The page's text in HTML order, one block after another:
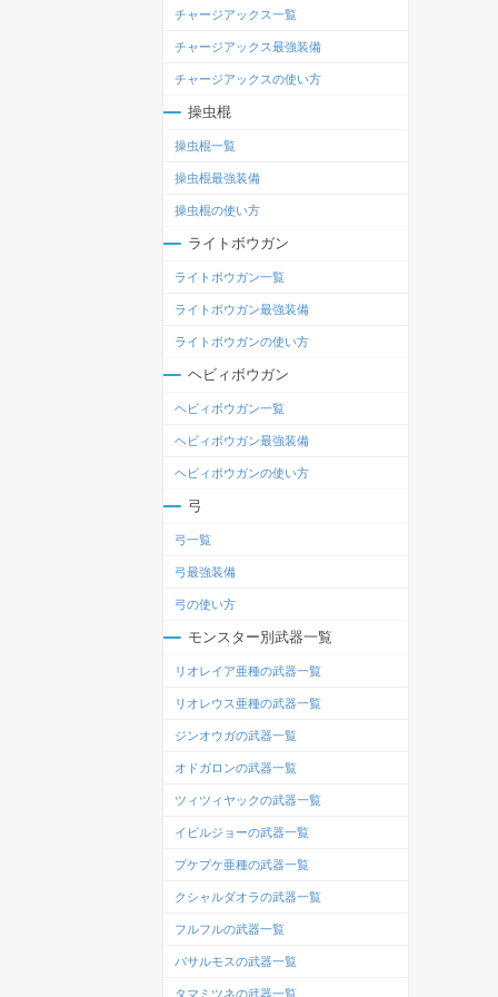
チャージアックス一覧
チャージアックス最強装備
チャージアックスの使い方
操虫棍
操虫棍一覧
操虫棍最強装備
操虫棍の使い方
ライトボウガン
ライトボウガン一覧
ライトボウガン最強装備
ライトボウガンの使い方
ヘビィボウガン
ヘビィボウガン一覧
ヘビィボウガン最強装備
ヘビィボウガンの使い方
弓
弓一覧
弓最強装備
弓の使い方
モンスター別武器一覧
リオレイア亜種の武器一覧
リオレウス亜種の武器一覧
ジンオウガの武器一覧
オドガロンの武器一覧
ツィツィヤックの武器一覧
イビルジョーの武器一覧
プケプケ亜種の武器一覧
クシャルダオラの武器一覧
フルフルの武器一覧
バサルモスの武器一覧
タマミツネの武器一覧